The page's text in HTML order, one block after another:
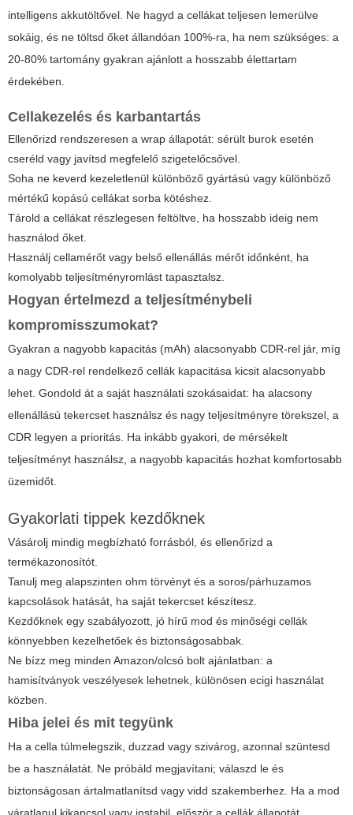
intelligens akkutöltővel. Ne hagyd a cellákat teljesen lemerülve
sokáig, és ne töltsd őket állandóan 100%-ra, ha nem szükséges: a
20-80% tartomány gyakran ajánlott a hosszabb élettartam
érdekében.
Cellakezelés és karbantartás
Ellenőrizd rendszeresen a wrap állapotát: sérült burok esetén
cseréld vagy javítsd megfelelő szigetelőcsővel.
Soha ne keverd kezeletlenül különböző gyártású vagy különböző
mértékű kopású cellákat sorba kötéshez.
Tárold a cellákat részlegesen feltöltve, ha hosszabb ideig nem
használod őket.
Használj cellamérőt vagy belső ellenállás mérőt időnként, ha
komolyabb teljesítményromlást tapasztalsz.
Hogyan értelmezd a teljesítménybeli
kompromisszumokat?
Gyakran a nagyobb kapacitás (mAh) alacsonyabb CDR-rel jár, míg
a nagy CDR-rel rendelkező cellák kapacitása kicsit alacsonyabb
lehet. Gondold át a saját használati szokásaidat: ha alacsony
ellenállású tekercset használsz és nagy teljesítményre törekszel, a
CDR legyen a prioritás. Ha inkább gyakori, de mérsékelt
teljesítményt használsz, a nagyobb kapacitás hozhat komfortosabb
üzemidőt.
Gyakorlati tippek kezdőknek
Vásárolj mindig megbízható forrásból, és ellenőrizd a
termékazonosítót.
Tanulj meg alapszinten ohm törvényt és a soros/párhuzamos
kapcsolások hatását, ha saját tekercset készítesz.
Kezdőknek egy szabályozott, jó hírű mod és minőségi cellák
könnyebben kezelhetőek és biztonságosabbak.
Ne bízz meg minden Amazon/olcsó bolt ajánlatban: a
hamisítványok veszélyesek lehetnek, különösen ecigi használat
közben.
Hiba jelei és mit tegyünk
Ha a cella túlmelegszik, duzzad vagy szivárog, azonnal szüntesd
be a használatát. Ne próbáld megjavítani; válaszd le és
biztonságosan ártalmatlanítsd vagy vidd szakemberhez. Ha a mod